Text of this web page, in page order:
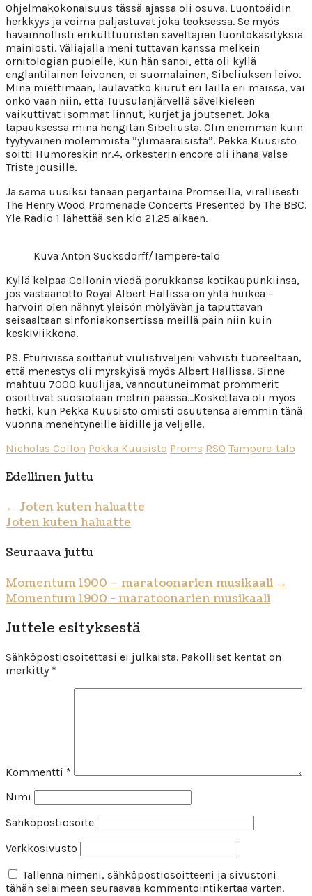
Ohjelmakokonaisuus tässä ajassa oli osuva. Luontoäidin
herkkyys ja voima paljastuvat joka teoksessa. Se myös
havainnollisti erikulttuuristen säveltäjien luontokäsityksiä
mainiosti. Väliajalla meni tuttavan kanssa melkein
ornitologian puolelle, kun hän sanoi, että oli kyllä
englantilainen leivonen, ei suomalainen, Sibeliuksen leivo.
Minä miettimään, laulavatko kiurut eri lailla eri maissa, vai
onko vaan niin, että Tuusulanjärvellä sävelkieleen
vaikuttivat isommat linnut, kurjet ja joutsenet. Joka
tapauksessa minä hengitän Sibeliusta. Olin enemmän kuin
tyytyväinen molemmista ”ylimääräisistä”. Pekka Kuusisto
soitti Humoreskin nr.4, orkesterin encore oli ihana Valse
Triste jousille.
Ja sama uusiksi tänään perjantaina Promseilla, virallisesti
The Henry Wood Promenade Concerts Presented by The BBC.
Yle Radio 1 lähettää sen klo 21.25 alkaen.
Kuva Anton Sucksdorff/Tampere-talo
Kyllä kelpaa Collonin viedä porukkansa kotikaupunkiinsa,
jos vastaanotto Royal Albert Hallissa on yhtä huikea –
harvoin olen nähnyt yleisön mölyävän ja taputtavan
seisaaltaan sinfoniakonsertissa meillä päin niin kuin
keskiviikkona.
PS. Eturivissä soittanut viulistiveljeni vahvisti tuoreeltaan,
että menestys oli myrskyisä myös Albert Hallissa. Sinne
mahtuu 7000 kuulijaa, vannoutuneimmat prommerit
osoittivat suosiotaan metrin päässä…Koskettava oli myös
hetki, kun Pekka Kuusisto omisti osuutensa aiemmin tänä
vuonna menehtyneille äidille ja veljelle.
Nicholas Collon Pekka Kuusisto Proms RSO Tampere-talo
Edellinen juttu
← Joten kuten haluatte
Joten kuten haluatte
Seuraava juttu
Momentum 1900 – maratoonarien musikaali →
Momentum 1900 - maratoonarien musikaali
Juttele esityksestä
Sähköpostiosoitettasi ei julkaista. Pakolliset kentät on
merkitty *
Kommentti *
Nimi
Sähköpostiosoite
Verkkosivusto
Tallenna nimeni, sähköpostiosoitteeni ja sivustoni
tähän selaimeen seuraavaa kommentointikertaa varten.